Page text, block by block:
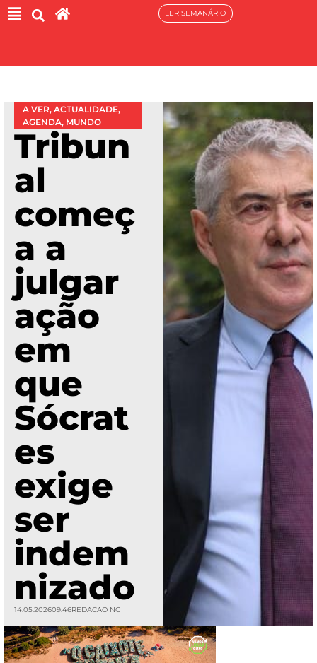
LER SEMANÁRIO
A VER, ACTUALIDADE,
AGENDA, MUNDO
Tribun
al
começ
a a
julgar
ação
em
que
Sócrat
es
exige
ser
indem
nizado
14.05.202609:46REDACAO NC